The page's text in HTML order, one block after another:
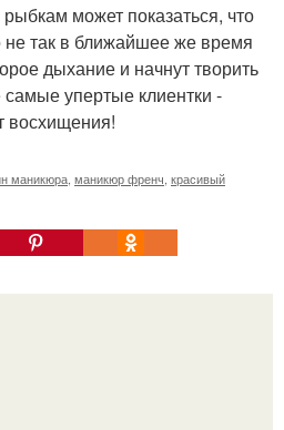
может показаться, что
не так в ближайшее же время
дыхание и начнут творить
упертые клиентки -
восхищения!
маникюра, маникюр френч, красивый